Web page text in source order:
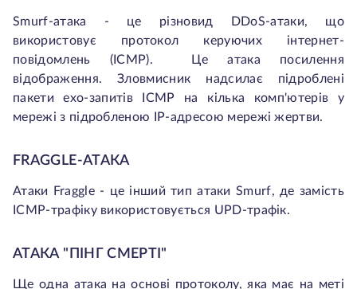
Smurf-атака - це різновид DDoS-атаки, що
використовує протокол керуючих інтернет-
повідомлень (ICMP). Це атака посилення
відображення. Зловмисник надсилає підроблені
пакети ехо-запитів ICMP на кілька комп'ютерів у
мережі з підробленою IP-адресою мережі жертви.
FRAGGLE-АТАКА
Атаки Fraggle - це інший тип атаки Smurf, де замість
ICMP-трафіку використовується UPD-трафік.
АТАКА "ПІНГ СМЕРТІ"
Ще одна атака на основі протоколу, яка має на меті